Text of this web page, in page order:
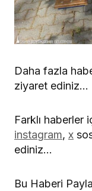
Daha fazla
ziyaret ediniz…
Farklı haberler
instagram, x
ediniz…
Bu Haberi